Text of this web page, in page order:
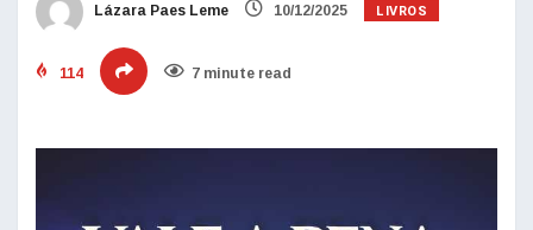
Lázara Paes Leme 10/12/2025 LIVROS
114 7 minute read